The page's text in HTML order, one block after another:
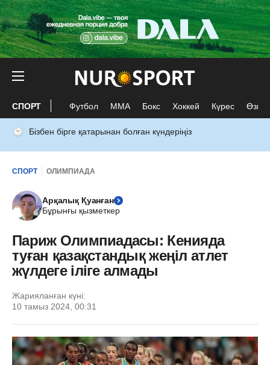
СПОРТ Футбол ММА Бокс Хоккей Күрес Өзге
Бізбен бірге қатарынан болған күндеріңіз
СПОРТ ОЛИМПИАДА
Арқалық Қуанған
Бұрынғы қызметкер
Париж Олимпиадасы: Кенияда
туған қазақстандық жеңіл атлет
жүлдеге іліге алмады
Жарияланған күні:
10 тамыз 2024, 00:31